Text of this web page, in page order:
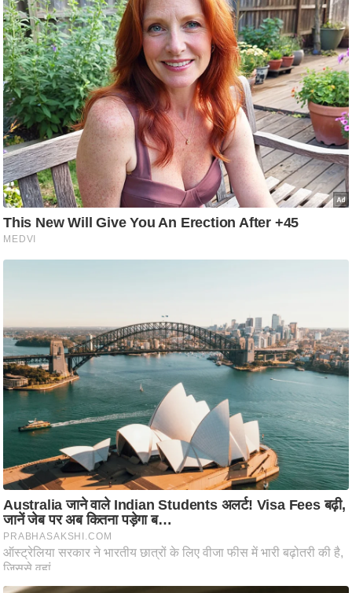
.
चा
य
प
र
स
मी
क्षा
ध
र्म
ज्यो
ति
म
हि
मा
/
ध
र्म
ल
व्र
त
त्यो
हा